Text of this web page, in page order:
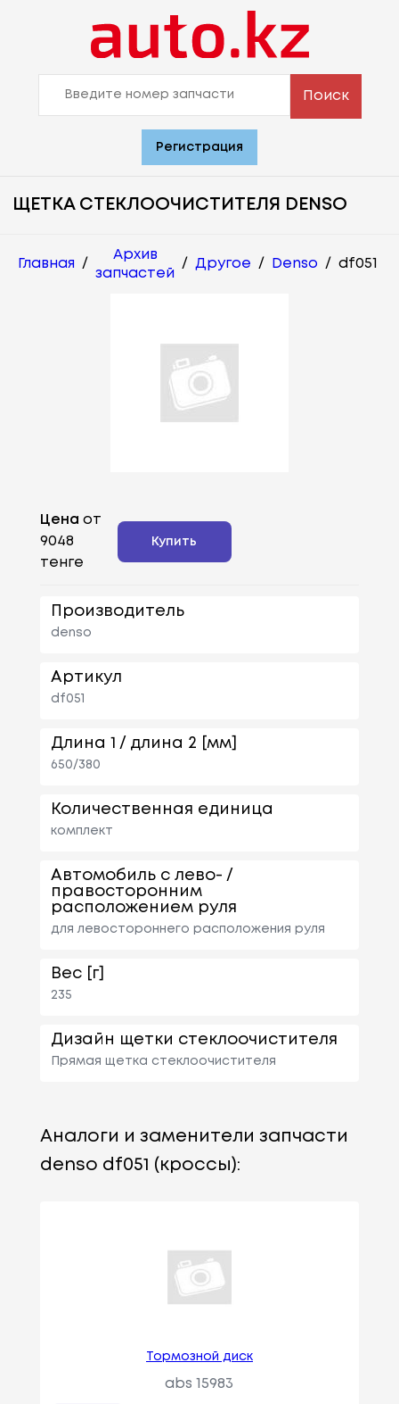
Поиск
Регистрация
ЩЕТКА СТЕКЛООЧИСТИТЕЛЯ DENSO
Главная /
Архив
запчастей
/ Другое / Denso / df051
Цена от
9048
тенге
Купить
Производитель
denso
Артикул
df051
Длина 1 / длина 2 [мм]
650/380
Количественная единица
комплект
Автомобиль с лево- /
правосторонним
расположением руля
для левостороннего расположения руля
Вес [г]
235
Дизайн щетки стеклоочистителя
Прямая щетка стеклоочистителя
Аналоги и заменители запчасти
denso df051 (кроссы):
Тормозной диск
abs 15983